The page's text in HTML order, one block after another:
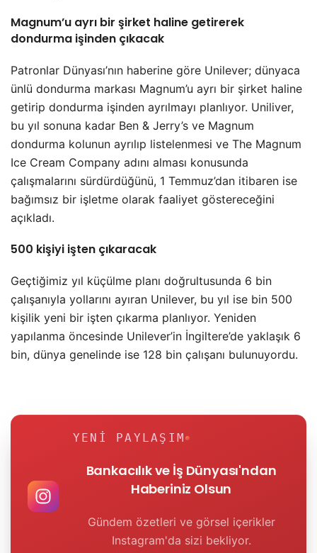
Magnum’u ayrı bir şirket haline getirerek
dondurma işinden çıkacak
Patronlar Dünyası’nın haberine göre Unilever; dünyaca
ünlü dondurma markası Magnum’u ayrı bir şirket haline
getirip dondurma işinden ayrılmayı planlıyor. Uniliver,
bu yıl sonuna kadar Ben & Jerry’s ve Magnum
dondurma kolunun ayrılıp listelenmesi ve The Magnum
Ice Cream Company adını alması konusunda
çalışmalarını sürdürdüğünü, 1 Temmuz’dan itibaren ise
bağımsız bir işletme olarak faaliyet göstereceğini
açıkladı.
500 kişiyi işten çıkaracak
Geçtiğimiz yıl küçülme planı doğrultusunda 6 bin
çalışanıyla yollarını ayıran Unilever, bu yıl ise bin 500
kişilik yeni bir işten çıkarma planlıyor. Yeniden
yapılanma öncesinde Unilever’in İngiltere’de yaklaşık 6
bin, dünya genelinde ise 128 bin çalışanı bulunuyordu.
YENI PAYLAŞIM
Bankacılık ve İş Dünyası'ndan
Haberiniz Olsun
Gündem özetleri ve görsel içerikler
Instagram'da sizi bekliyor.